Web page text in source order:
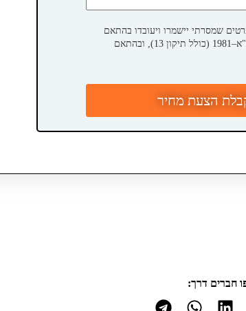
שמסרתי יישמרו ויעובדו בהתאם
לחוק הגנת הפרטיות, התשמ"א–1981 (כולל תיקון 13), ובהתאם
הצעת מחיר
חברים דרך: